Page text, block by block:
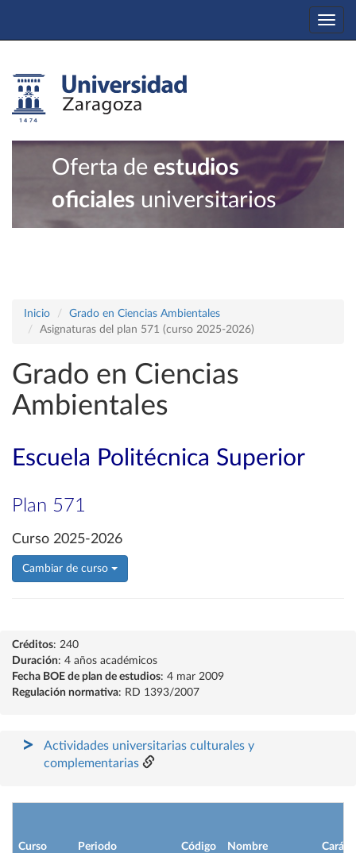
Oferta de estudios
oficiales universitarios
Inicio
Grado en Ciencias Ambientales
Asignaturas del plan 571 (curso 2025-2026)
Grado en Ciencias
Ambientales
Escuela Politécnica Superior
Plan 571
Curso 2025-2026
Cambiar de curso
Créditos: 240
Duración: 4 años académicos
Fecha BOE de plan de estudios: 4 mar 2009
Regulación normativa: RD 1393/2007
Actividades universitarias culturales y
complementarias
Curso Periodo Código Nombre